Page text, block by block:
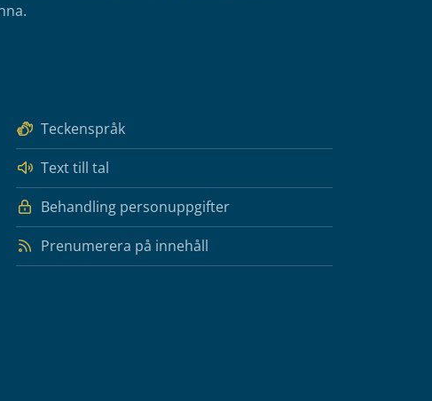
Teckenspråk
Text till tal
Behandling personuppgifter
Prenumerera på innehåll